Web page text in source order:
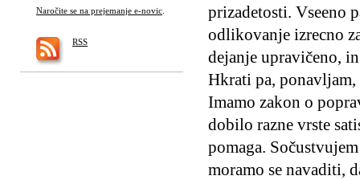
prizadetosti. Vseeno
odlikovanje izrecno
dejanje upravičeno,
Hkrati pa,
Imamo zakon o
dobilo razne vrste
pomaga.
moramo se navaditi,
Naročite se na prejemanje e-novic
RSS